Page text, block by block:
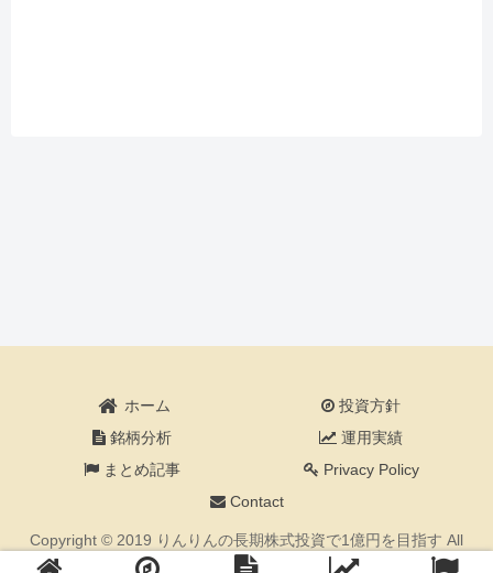
ホーム
投資方針
銘柄分析
運用実績
まとめ記事
Privacy Policy
Contact
Copyright © 2019 りんりんの長期株式投資で1億円を目指す All
Rights Reserved.